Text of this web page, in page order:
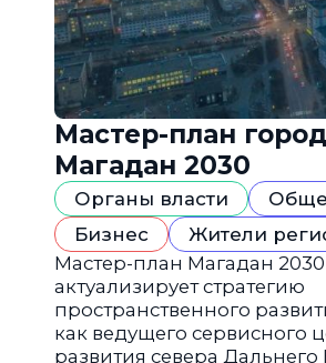
Мастер-план
Магадан 2030
Органы власти
Бизнес
Жители
Мастер-план Магадан 2030
актуализирует стратегию
пространственного
как ведущего сервисного
развития севера Дальнего